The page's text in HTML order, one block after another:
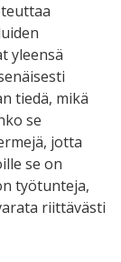
yleensä
tiedä, mikä
se
jotta
se on
työtunteja,
riittävästi